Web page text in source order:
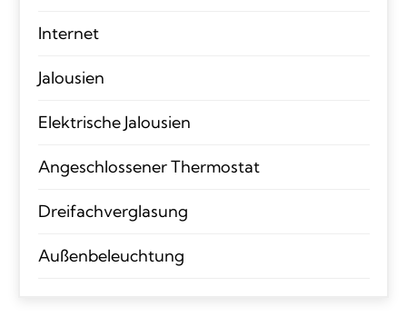
Internet
Jalousien
Elektrische Jalousien
Angeschlossener Thermostat
Dreifachverglasung
Außenbeleuchtung